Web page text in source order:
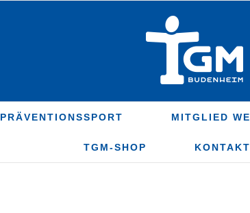
PRÄVENTIONSSPORT MITGLIED
TGM-SHOP KONTAKT